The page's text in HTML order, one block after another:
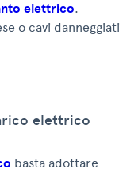
elettrico.
o cavi danneggiati
elettrico
basta adottare